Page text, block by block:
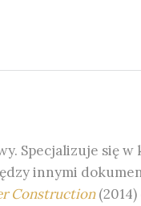
Specjalizuje się
innymi
Construction